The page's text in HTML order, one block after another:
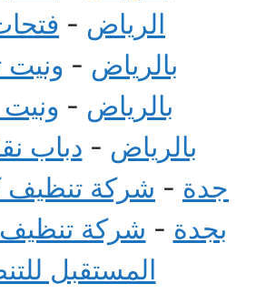
الرياض -
بالرياض -
بالرياض -
بالرياض - دباب
جدة - شركة تنظيف
بجدة - شركة
المستقبل